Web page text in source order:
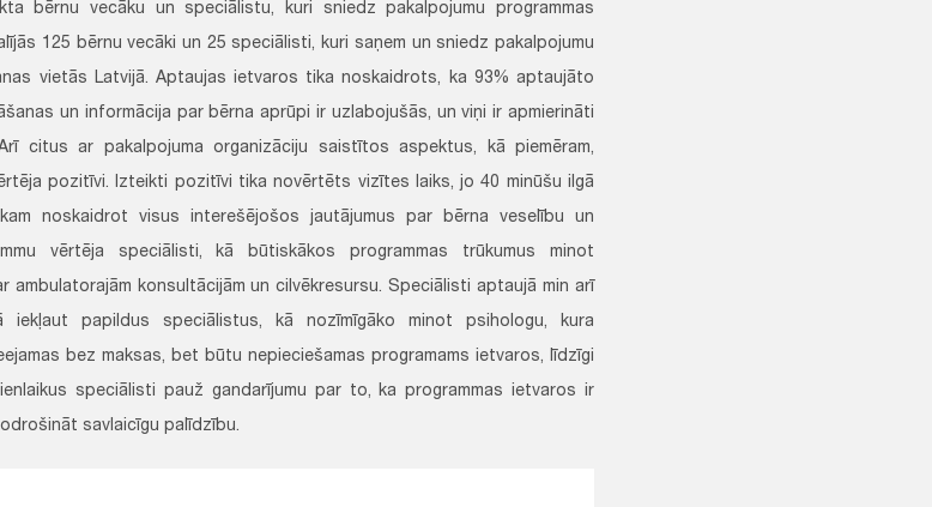
bērnu vecāku un speciālistu, kuri sniedz pakalpojumu programmas
125 bērnu vecāki un 25 speciālisti, kuri saņem un sniedz pakalpojumu
vietās Latvijā. Aptaujas ietvaros tika noskaidrots, ka 93% aptaujāto
un informācija par bērna aprūpi ir uzlabojušās, un viņi ir apmierināti
citus ar pakalpojuma organizāciju saistītos aspektus, kā piemēram,
pozitīvi. Izteikti pozitīvi tika novērtēts vizītes laiks, jo 40 minūšu ilgā
noskaidrot visus interešējošos jautājumus par bērna veselību un
vērtēja speciālisti, kā būtiskākos programmas trūkumus minot
ambulatorajām konsultācijām un cilvēkresursu. Speciālisti aptaujā min arī
iekļaut papildus speciālistus, kā nozīmīgāko minot psihologu, kura
bez maksas, bet būtu nepieciešamas programams ietvaros, līdzīgi
speciālisti pauž gandarījumu par to, ka programmas ietvaros ir
savlaicīgu palīdzību.